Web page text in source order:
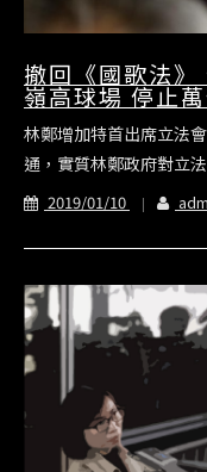
撤回《國歌法
嶺高球場 停止
林鄭增加特首出席立法
通，實質林鄭政府對立
2019/01/10